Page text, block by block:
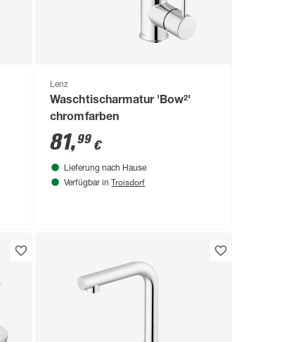
Lenz
Waschtischarmatur 'Bow²'
chromfarben
81,99 €
Lieferung nach Hause
Verfügbar in Troisdorf